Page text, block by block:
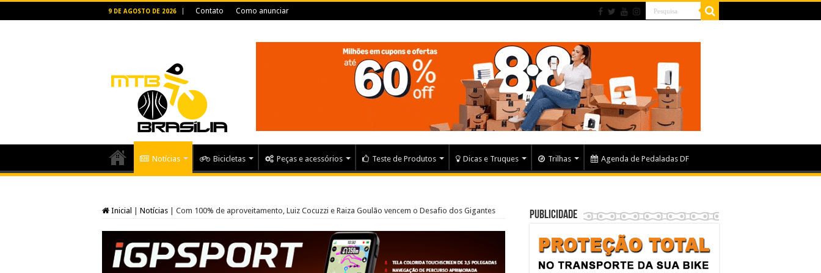
9 DE AGOSTO DE 2026 Contato Como anunciar
Notícias Bicicletas Peças e acessórios Teste de Produtos Dicas e Truques Trilhas Agenda de Pedaladas DF
Inicial Notícias Com 100% de aproveitamento, Luiz Cocuzzi e Raiza Goulão vencem o Desafio dos Gigantes Publicidade